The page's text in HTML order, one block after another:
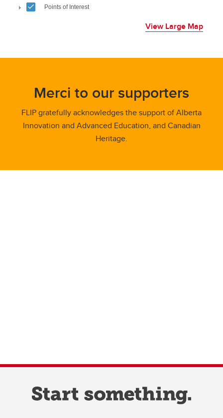
View Large Map
Merci to our supporters
FLIP gratefully acknowledges the support of Alberta
Innovation and Advanced Education, and Canadian
Heritage.